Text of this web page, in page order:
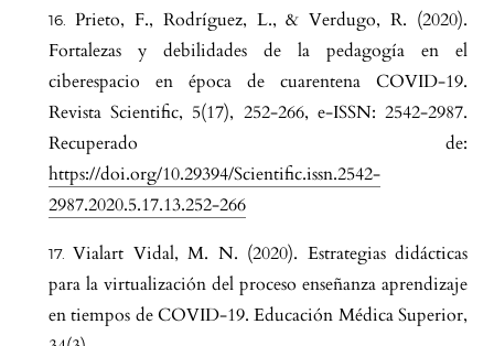
Prieto, F., Rodríguez, L., & Verdugo, R. (2020).
Fortalezas y debilidades de la pedagogía en el
ciberespacio en época de cuarentena COVID-19.
Revista Scientific, 5(17), 252-266, e-ISSN: 2542-2987.
Recuperado de:
https://doi.org/10.29394/Scientific.issn.2542-
2987.2020.5.17.13.252-266
Vialart Vidal, M. N. (2020). Estrategias didácticas
para la virtualización del proceso enseñanza aprendizaje
en tiempos de COVID-19. Educación Médica Superior,